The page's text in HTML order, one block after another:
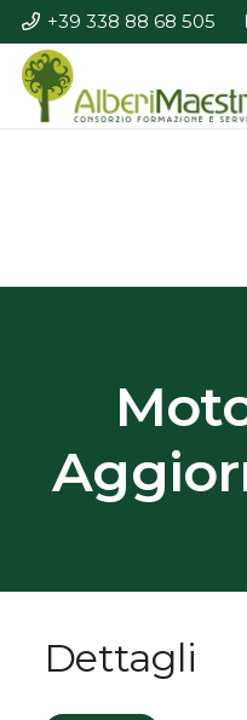
+39 338 88 68 505
Dettagli